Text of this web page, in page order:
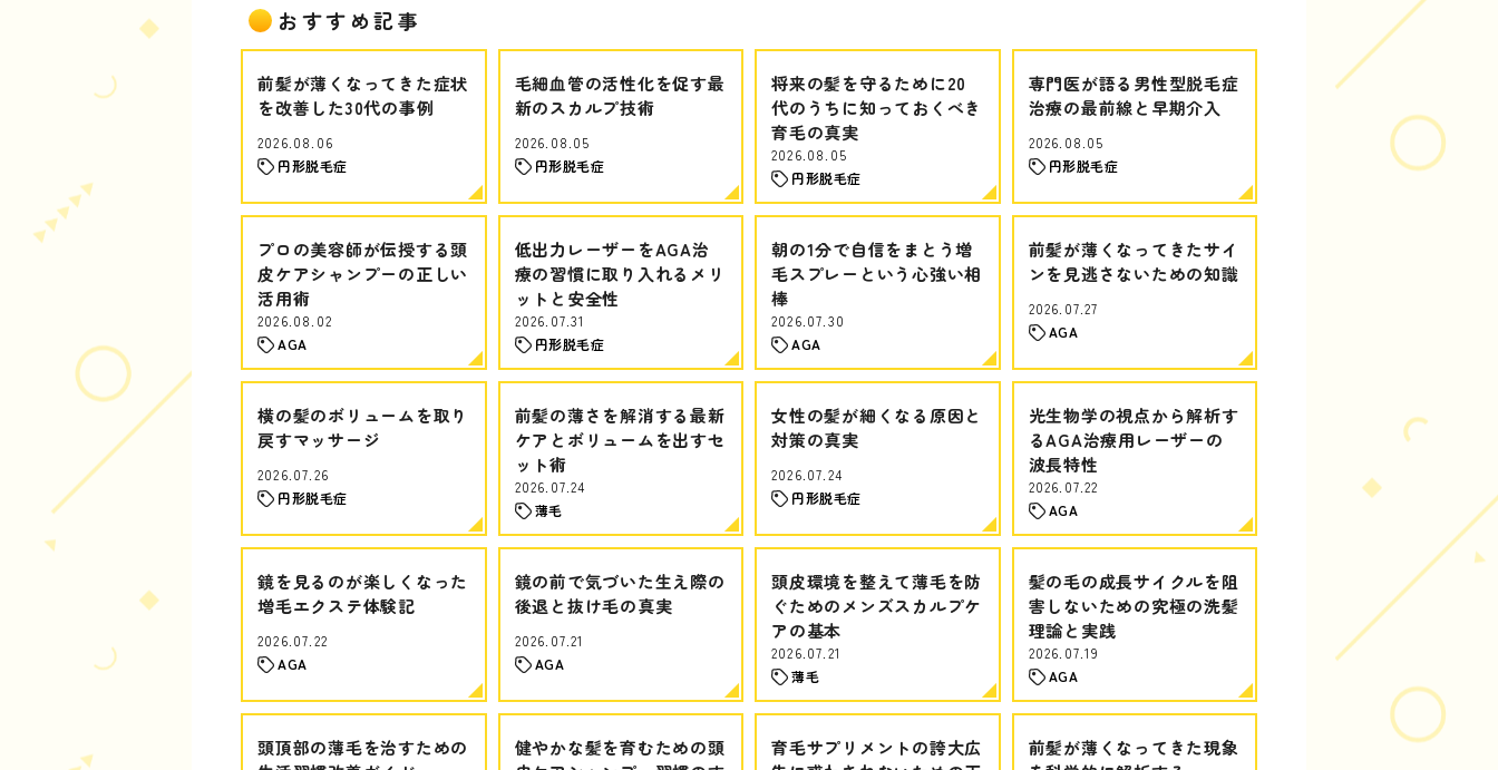
おすすめ記事
前髪が薄くなってきた症状
を改善した30代の事例
2026.08.06
円形脱毛症
毛細血管の活性化を促す最
新のスカルプ技術
2026.08.05
円形脱毛症
将来の髪を守るために20
代のうちに知っておくべき
育毛の真実
2026.08.05
円形脱毛症
専門医が語る男性型脱毛症
治療の最前線と早期介入
2026.08.05
円形脱毛症
プロの美容師が伝授する頭
皮ケアシャンプーの正しい
活用術
2026.08.02
AGA
低出力レーザーをAGA治
療の習慣に取り入れるメリ
ットと安全性
2026.07.31
円形脱毛症
朝の1分で自信をまとう増
毛スプレーという心強い相
棒
2026.07.30
AGA
前髪が薄くなってきたサイ
ンを見逃さないための知識
2026.07.27
AGA
横の髪のボリュームを取り
戻すマッサージ
2026.07.26
円形脱毛症
前髪の薄さを解消する最新
ケアとボリュームを出すセ
ット術
2026.07.24
薄毛
女性の髪が細くなる原因と
対策の真実
2026.07.24
円形脱毛症
光生物学の視点から解析す
るAGA治療用レーザーの
波長特性
2026.07.22
AGA
鏡を見るのが楽しくなった
増毛エクステ体験記
2026.07.22
AGA
鏡の前で気づいた生え際の
後退と抜け毛の真実
2026.07.21
AGA
頭皮環境を整えて薄毛を防
ぐためのメンズスカルプケ
アの基本
2026.07.21
薄毛
髪の毛の成長サイクルを阻
害しないための究極の洗髪
理論と実践
2026.07.19
AGA
頭頂部の薄毛を治すための
健やかな髪を育むための頭
育毛サプリメントの誇大広
前髪が薄くなってきた現象